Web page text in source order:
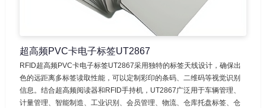
超高频PVC卡电子标签UT2867
RFID超高频PVC卡电子标签UT2867采用独特的标签天线设计，确保出
色的远距离多标签读取性能，可以定制彩印的条码、二维码等视觉识别
信息。结合超高频阅读器和RFID手持机，UT2867广泛用于车辆管理、
计量管理、智能制造、工业识别、会员管理、物流、仓库托盘标签、仓